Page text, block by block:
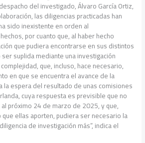
del investigado, Álvaro García Ortiz,
las diligencias practicadas han
sido inexistente en orden al
por cuanto que, al haber hecho
que pudiera encontrarse en sus distintos
suplida mediante una investigación
que, incluso, hace necesario,
en que se encuentra el avance de la
la espera del resultado de unas comisiones
cuya respuesta es previsible que no
próximo 24 de marzo de 2025, y que,
ellas aporten, pudiera ser necesario la
de investigación más”, indica el